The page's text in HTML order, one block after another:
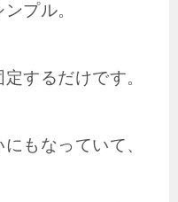
プル。
するだけです。
もなっていて、